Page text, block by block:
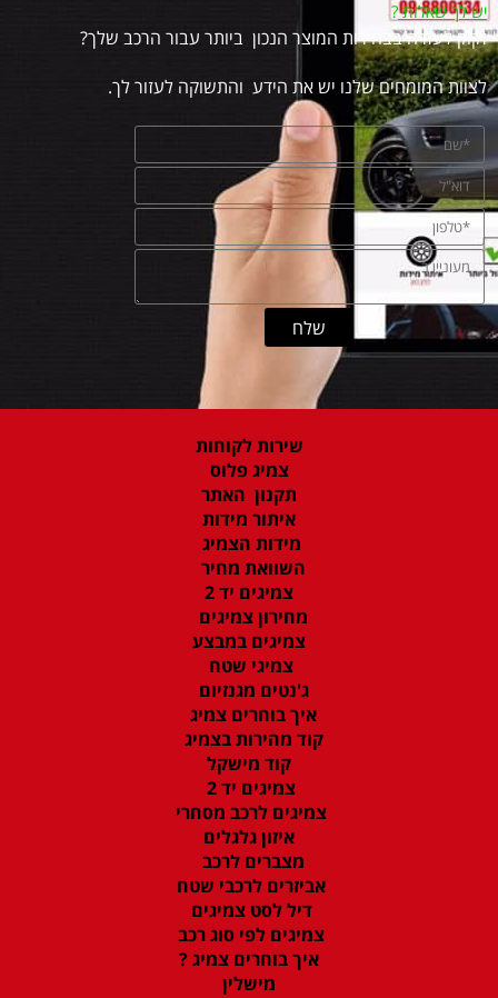
יש לך שאלות?
זקוק לעזרה בבחירות המוצר הנכון ביותר עבור הרכב שלך?
לצוות המומחים שלנו יש את הידע והתשוקה לעזור לך.
שירות לקוחות
צמיג פלוס
תקנון האתר
איתור מידות
מידות הצמיג
השוואת מחיר
צמיגים יד 2
מחירון צמיגים
צמיגים במבצע
צמיגי שטח
ג'נטים מגנזיום
איך בוחרים צמיג
קוד מהירות בצמיג
קוד מישקל
צמיגים יד 2
צמיגים לרכב מסחרי
איזון גלגלים
מצברים לרכב
אביזרים לרכבי שטח
דיל לסט צמיגים
צמיגים לפי סוג רכב
איך בוחרים צמיג ?
מישלין